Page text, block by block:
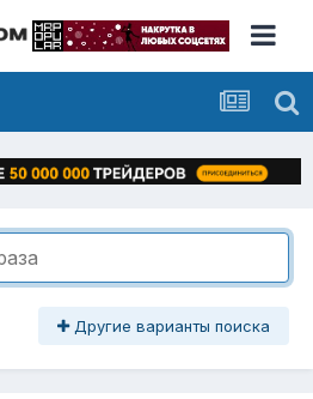
Другие варианты поиска